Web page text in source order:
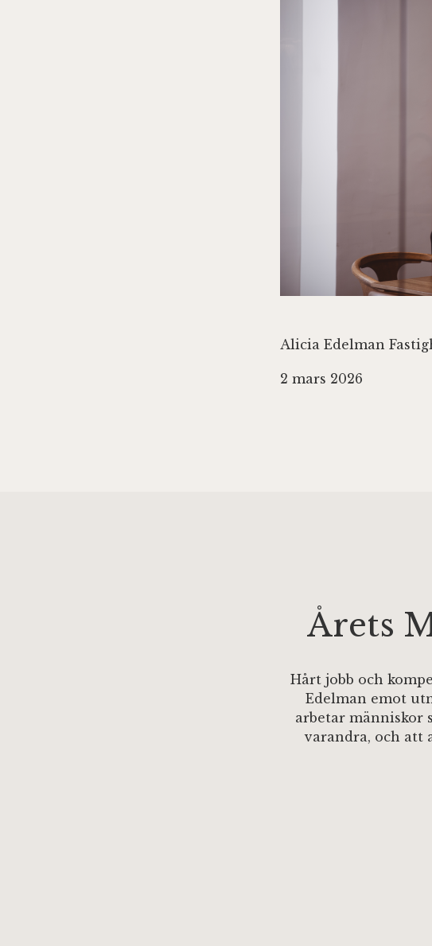
Alicia Edelman
2 mars 2026
Årets
Hårt jobb och
Edelman emot
arbetar människor
varandra, och att